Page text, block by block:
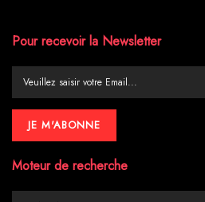
Pour recevoir la Newsletter
Moteur de recherche